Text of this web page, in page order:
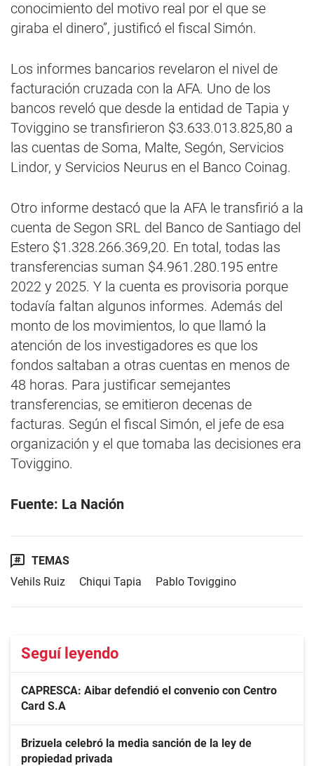
conocimiento del motivo real por el que se
giraba el dinero”, justificó el fiscal Simón.
Los informes bancarios revelaron el nivel de
facturación cruzada con la AFA. Uno de los
bancos reveló que desde la entidad de Tapia y
Toviggino se transfirieron $3.633.013.825,80 a
las cuentas de Soma, Malte, Segón, Servicios
Lindor, y Servicios Neurus en el Banco Coinag.
Otro informe destacó que la AFA le transfirió a la
cuenta de Segon SRL del Banco de Santiago del
Estero $1.328.266.369,20. En total, todas las
transferencias suman $4.961.280.195 entre
2022 y 2025. Y la cuenta es provisoria porque
todavía faltan algunos informes. Además del
monto de los movimientos, lo que llamó la
atención de los investigadores es que los
fondos saltaban a otras cuentas en menos de
48 horas. Para justificar semejantes
transferencias, se emitieron decenas de
facturas. Según el fiscal Simón, el jefe de esa
organización y el que tomaba las decisiones era
Toviggino.
Fuente: La Nación
TEMAS
Vehils Ruiz
Chiqui Tapia Pablo Toviggino
Seguí leyendo
CAPRESCA: Aibar defendió el convenio con Centro
Card S.A
Brizuela celebró la media sanción de la ley de
propiedad privada